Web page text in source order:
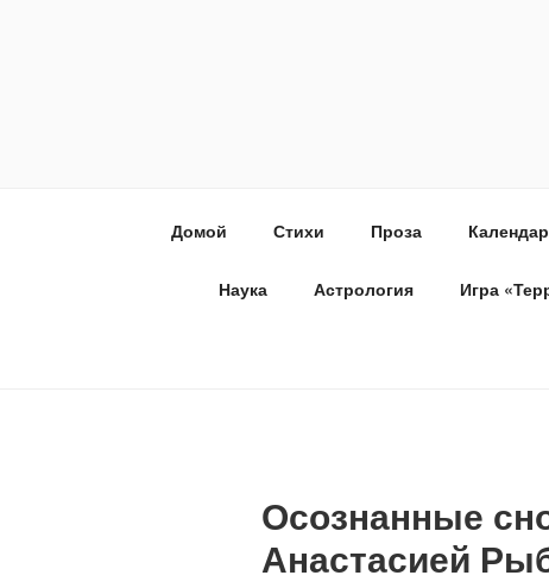
Домой Стихи Проза
Наука Астрология Игра
Осознанные
Анастасией